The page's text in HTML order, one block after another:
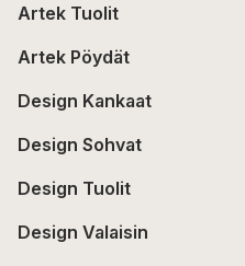
Artek Tuolit
Artek Pöydät
Design Kankaat
Design Sohvat
Design Tuolit
Design Valaisin